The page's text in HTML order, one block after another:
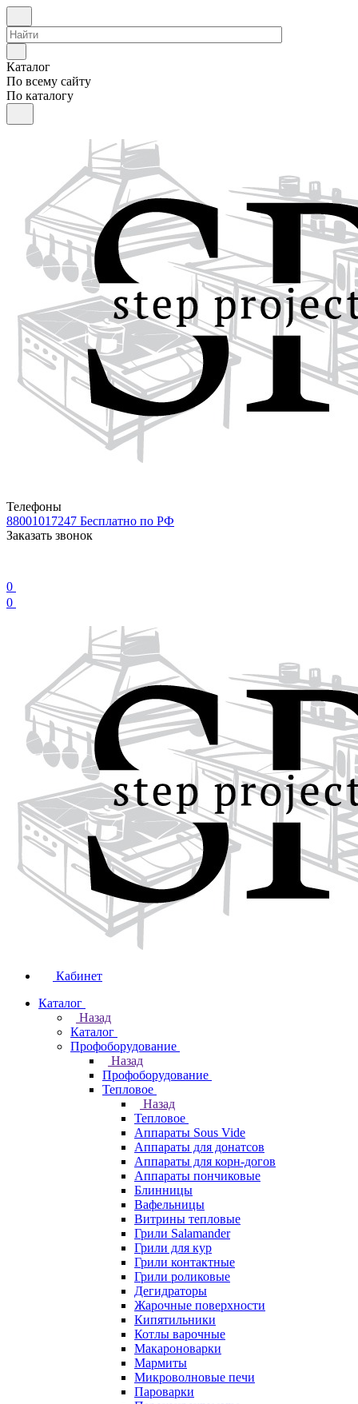
Каталог
По всему сайту
По каталогу
Телефоны
88001017247 Бесплатно по РФ
Заказать звонок
0
0
Кабинет
Каталог
Назад
Каталог
Профоборудование
Назад
Профоборудование
Тепловое
Назад
Тепловое
Аппараты Sous Vide
Аппараты для донатсов
Аппараты для корн-догов
Аппараты пончиковые
Блинницы
Вафельницы
Витрины тепловые
Грили Salamander
Грили для кур
Грили контактные
Грили роликовые
Дегидраторы
Жарочные поверхности
Кипятильники
Котлы варочные
Макароноварки
Мармиты
Микроволновые печи
Пароварки